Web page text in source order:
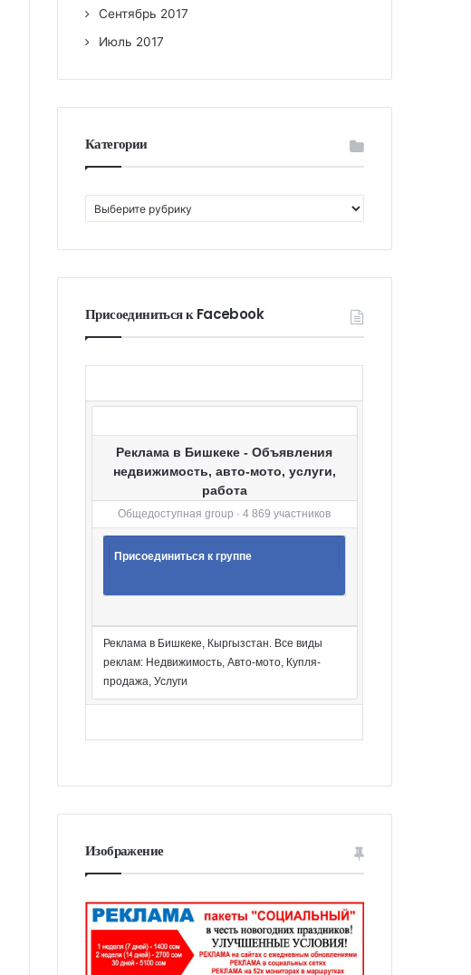
Сентябрь 2017
Июль 2017
Категории
а
г
р
и
Присоединиться к Facebook
Реклама в Бишкеке - Объявления
недвижимость, авто-мото, услуги,
работа
Общедоступная group · 4 869 участников
Присоединиться к группе
Реклама в Бишкеке, Кыргызстан. Все виды
реклам: Недвижимость, Авто-мото, Купля-
продажа, Услуги
Изображение